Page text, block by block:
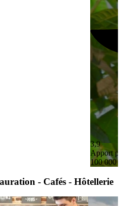
3,9
Apport
100 000 €
- Cafés - Hôtellerie